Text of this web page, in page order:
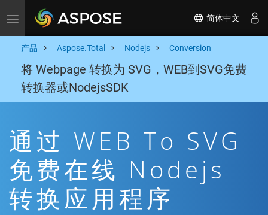
Toggle navigation 简体中文
产品 Aspose.Total Nodejs Conversion
将 Webpage 转换为 SVG，WEB到SVG免费
转换器或NodejsSDK
通过 WEB To SVG
免费在线 Nodejs
转换应用程序